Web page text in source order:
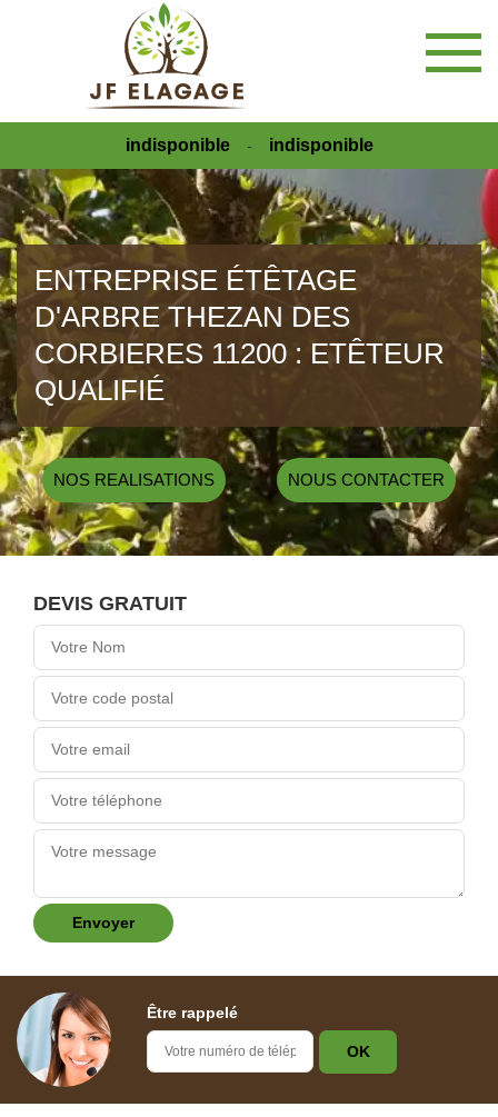
indisponible - indisponible
ENTREPRISE ÉTÊTAGE
D'ARBRE THEZAN DES
CORBIERES 11200 : ETÊTEUR
QUALIFIÉ
NOS REALISATIONS NOUS CONTACTER
DEVIS GRATUIT
Être rappelé